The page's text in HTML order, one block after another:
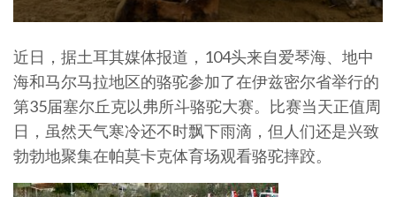
近日，据土耳其媒体报道，104头来自爱琴海、地中
海和马尔马拉地区的骆驼参加了在伊兹密尔省举行的
第35届塞尔丘克以弗所斗骆驼大赛。比赛当天正值周
日，虽然天气寒冷还不时飘下雨滴，但人们还是兴致
勃勃地聚集在帕莫卡克体育场观看骆驼摔跤。